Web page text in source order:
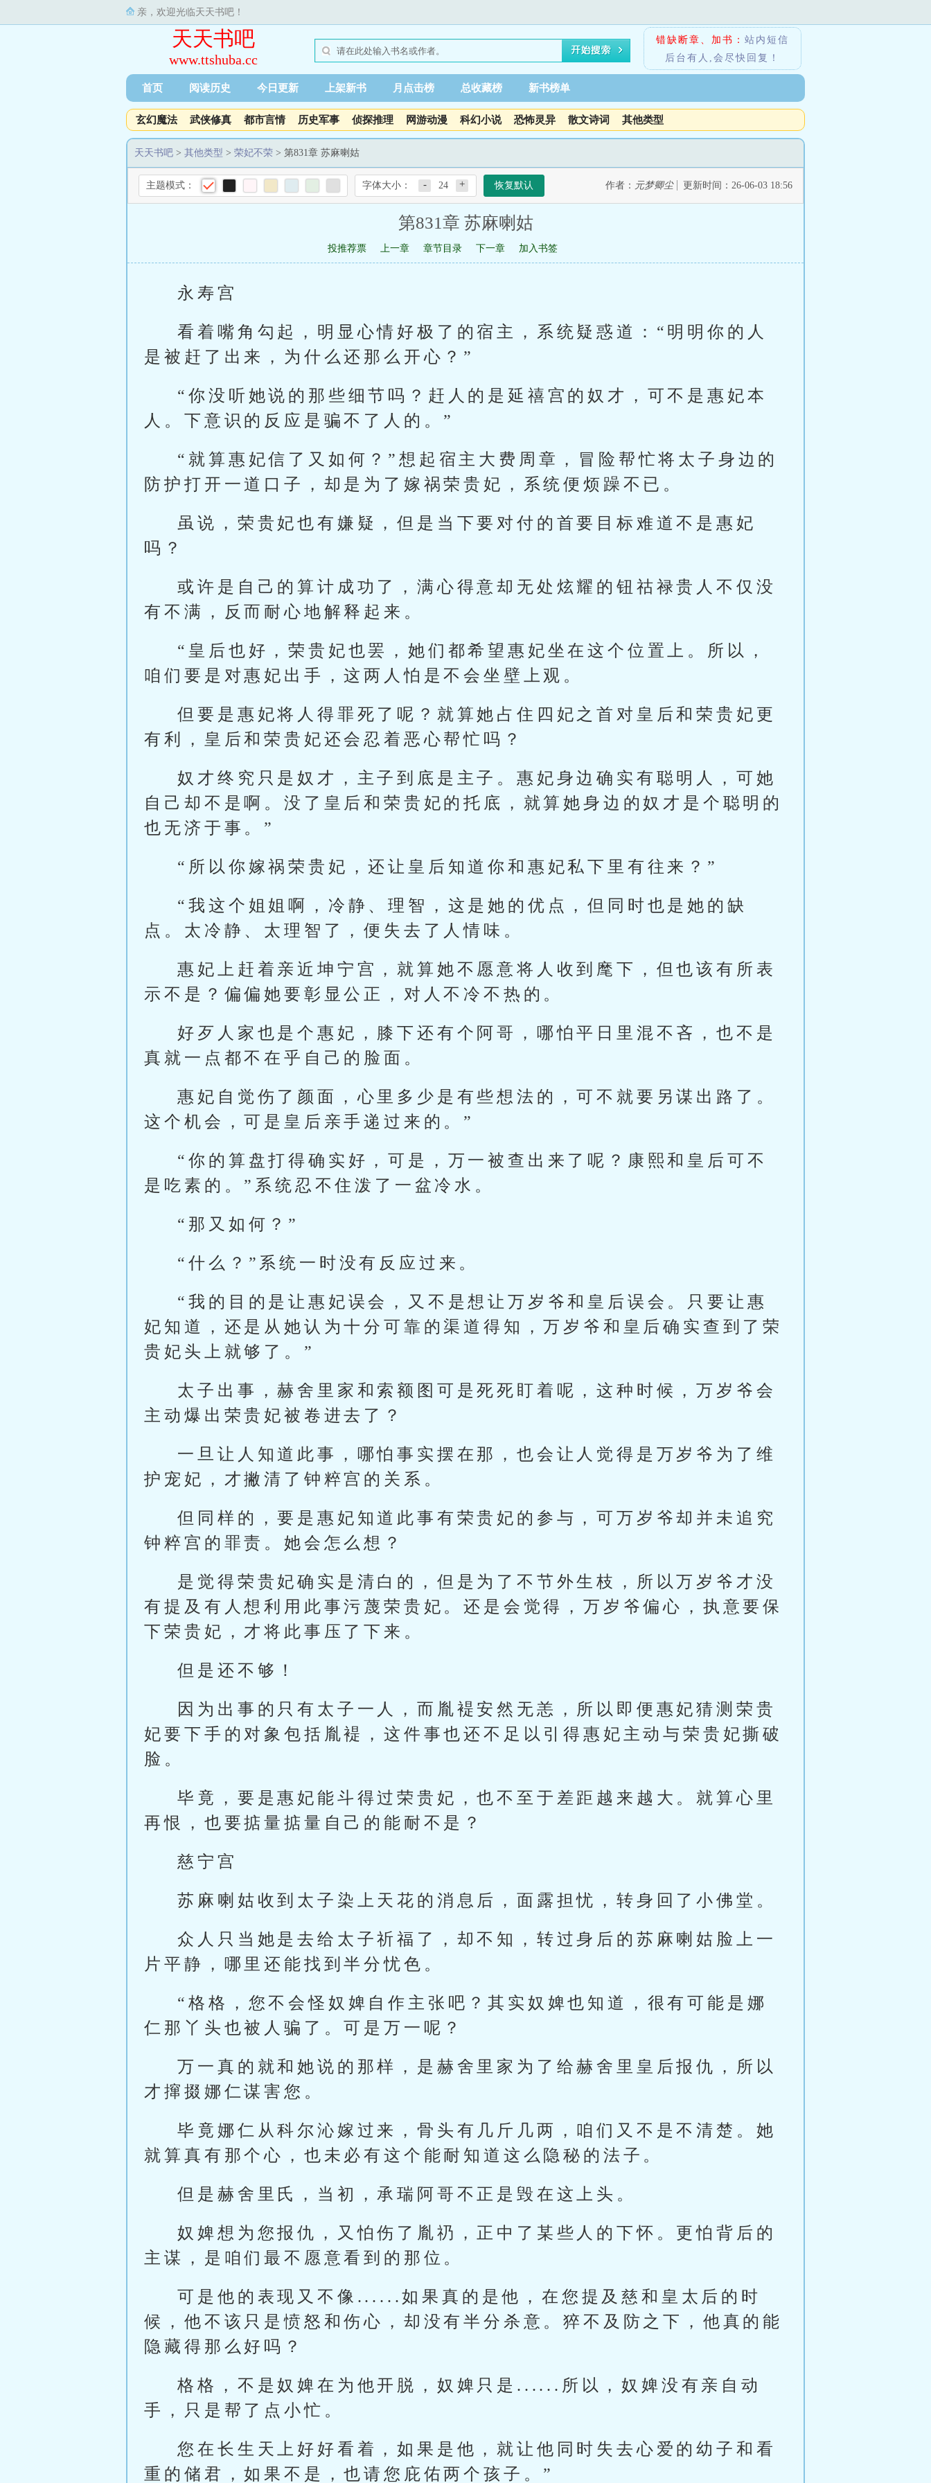
亲，欢迎光临天天书吧！
天天书吧
www.ttshuba.cc
错缺断章、加书： 站内短信
后台有人,会尽快回复！
首页 阅读历史 今日更新 上架新书 月点击榜 总收藏榜 新书榜单
玄幻魔法 武侠修真 都市言情 历史军事 侦探推理 网游动漫 科幻小说 恐怖灵异 散文诗词 其他类型
天天书吧 > 其他类型 > 荣妃不荣 > 第831章 苏麻喇姑
主题模式： 字体大小： - 24 + 恢复默认 作者： 元梦卿尘 更新时间：26-06-03 18:56
第831章 苏麻喇姑
投推荐票 上一章 章节目录 下一章 加入书签
永寿宫
看着嘴角勾起，明显心情好极了的宿主，系统疑惑道：“明明你的人
是被赶了出来，为什么还那么开心？”
“你没听她说的那些细节吗？赶人的是延禧宫的奴才，可不是惠妃本
人。下意识的反应是骗不了人的。”
“就算惠妃信了又如何？”想起宿主大费周章，冒险帮忙将太子身边的
防护打开一道口子，却是为了嫁祸荣贵妃，系统便烦躁不已。
虽说，荣贵妃也有嫌疑，但是当下要对付的首要目标难道不是惠妃
吗？
或许是自己的算计成功了，满心得意却无处炫耀的钮祜禄贵人不仅没
有不满，反而耐心地解释起来。
“皇后也好，荣贵妃也罢，她们都希望惠妃坐在这个位置上。所以，
咱们要是对惠妃出手，这两人怕是不会坐壁上观。
但要是惠妃将人得罪死了呢？就算她占住四妃之首对皇后和荣贵妃更
有利，皇后和荣贵妃还会忍着恶心帮忙吗？
奴才终究只是奴才，主子到底是主子。惠妃身边确实有聪明人，可她
自己却不是啊。没了皇后和荣贵妃的托底，就算她身边的奴才是个聪明的
也无济于事。”
“所以你嫁祸荣贵妃，还让皇后知道你和惠妃私下里有往来？”
“我这个姐姐啊，冷静、理智，这是她的优点，但同时也是她的缺
点。太冷静、太理智了，便失去了人情味。
惠妃上赶着亲近坤宁宫，就算她不愿意将人收到麾下，但也该有所表
示不是？偏偏她要彰显公正，对人不冷不热的。
好歹人家也是个惠妃，膝下还有个阿哥，哪怕平日里混不吝，也不是
真就一点都不在乎自己的脸面。
惠妃自觉伤了颜面，心里多少是有些想法的，可不就要另谋出路了。
这个机会，可是皇后亲手递过来的。”
“你的算盘打得确实好，可是，万一被查出来了呢？康熙和皇后可不
是吃素的。”系统忍不住泼了一盆冷水。
“那又如何？”
“什么？”系统一时没有反应过来。
“我的目的是让惠妃误会，又不是想让万岁爷和皇后误会。只要让惠
妃知道，还是从她认为十分可靠的渠道得知，万岁爷和皇后确实查到了荣
贵妃头上就够了。”
太子出事，赫舍里家和索额图可是死死盯着呢，这种时候，万岁爷会
主动爆出荣贵妃被卷进去了？
一旦让人知道此事，哪怕事实摆在那，也会让人觉得是万岁爷为了维
护宠妃，才撇清了钟粹宫的关系。
但同样的，要是惠妃知道此事有荣贵妃的参与，可万岁爷却并未追究
钟粹宫的罪责。她会怎么想？
是觉得荣贵妃确实是清白的，但是为了不节外生枝，所以万岁爷才没
有提及有人想利用此事污蔑荣贵妃。还是会觉得，万岁爷偏心，执意要保
下荣贵妃，才将此事压了下来。
但是还不够！
因为出事的只有太子一人，而胤褆安然无恙，所以即便惠妃猜测荣贵
妃要下手的对象包括胤褆，这件事也还不足以引得惠妃主动与荣贵妃撕破
脸。
毕竟，要是惠妃能斗得过荣贵妃，也不至于差距越来越大。就算心里
再恨，也要掂量掂量自己的能耐不是？
慈宁宫
苏麻喇姑收到太子染上天花的消息后，面露担忧，转身回了小佛堂。
众人只当她是去给太子祈福了，却不知，转过身后的苏麻喇姑脸上一
片平静，哪里还能找到半分忧色。
“格格，您不会怪奴婢自作主张吧？其实奴婢也知道，很有可能是娜
仁那丫头也被人骗了。可是万一呢？
万一真的就和她说的那样，是赫舍里家为了给赫舍里皇后报仇，所以
才撺掇娜仁谋害您。
毕竟娜仁从科尔沁嫁过来，骨头有几斤几两，咱们又不是不清楚。她
就算真有那个心，也未必有这个能耐知道这么隐秘的法子。
但是赫舍里氏，当初，承瑞阿哥不正是毁在这上头。
奴婢想为您报仇，又怕伤了胤礽，正中了某些人的下怀。更怕背后的
主谋，是咱们最不愿意看到的那位。
可是他的表现又不像......如果真的是他，在您提及慈和皇太后的时
候，他不该只是愤怒和伤心，却没有半分杀意。猝不及防之下，他真的能
隐藏得那么好吗？
格格，不是奴婢在为他开脱，奴婢只是......所以，奴婢没有亲自动
手，只是帮了点小忙。
您在长生天上好好看着，如果是他，就让他同时失去心爱的幼子和看
重的储君，如果不是，也请您庇佑两个孩子。”